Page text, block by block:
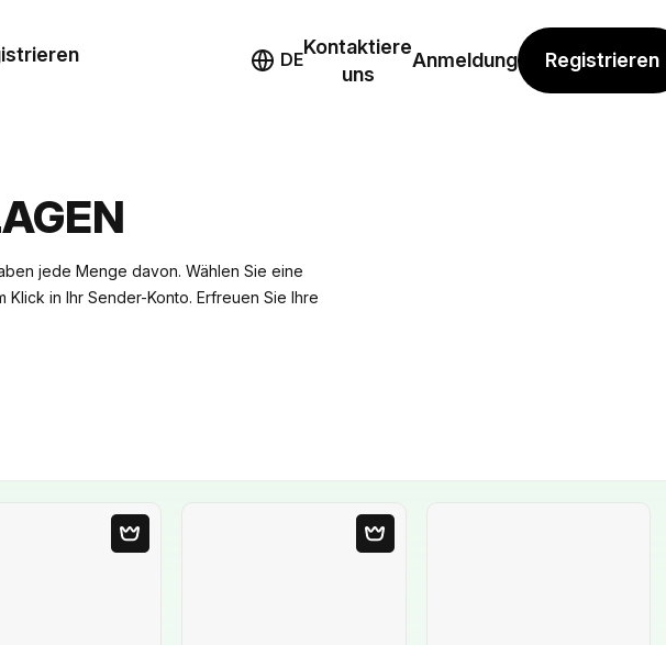
DE
Kontaktiere
uns
Anmeldung Registrieren
jede Menge davon. Wählen Sie eine
in Ihr Sender-Konto. Erfreuen Sie Ihre